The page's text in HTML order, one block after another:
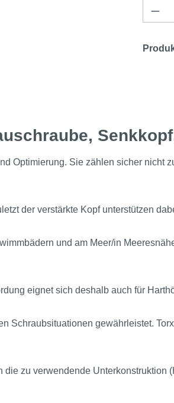
Optimierung. Sie zählen sicher nicht
der verstärkte Kopf unterstützen
und am Meer/in
eignet sich deshalb auch für
Schraubsituationen gewährleistet.
zu verwendende